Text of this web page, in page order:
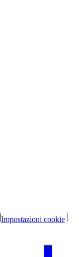
Impostazioni cookie